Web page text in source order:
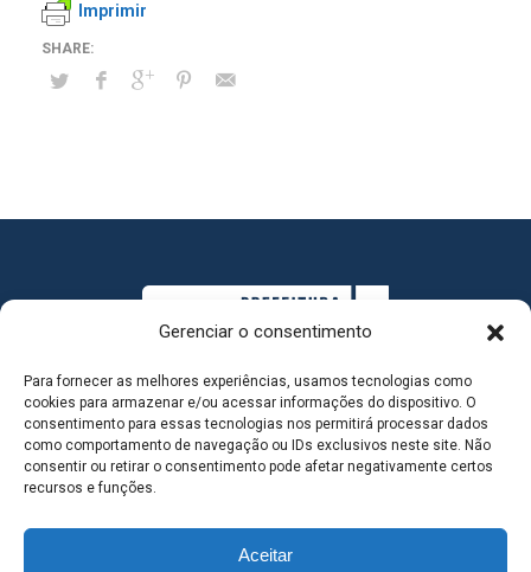
Gerenciar o consentimento
Para fornecer as melhores experiências, usamos tecnologias como
cookies para armazenar e/ou acessar informações do dispositivo. O
consentimento para essas tecnologias nos permitirá processar dados
como comportamento de navegação ou IDs exclusivos neste site. Não
consentir ou retirar o consentimento pode afetar negativamente certos
recursos e funções.
Aceitar
Imprimir
MAPA DO SITE